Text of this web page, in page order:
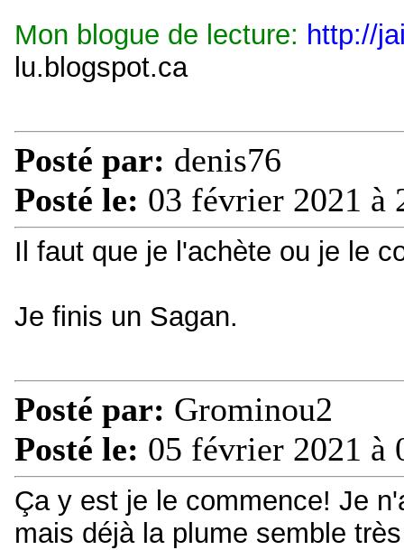
Mon blogue de lecture: http://
lu.blogspot.ca
Posté par: denis76
Posté le: 03 février 2021 à
Il faut que je l'achète ou je le
Je finis un Sagan.
Posté par: Grominou2
Posté le: 05 février 2021 à
Ça y est je le commence! Je
mais déjà la plume semble